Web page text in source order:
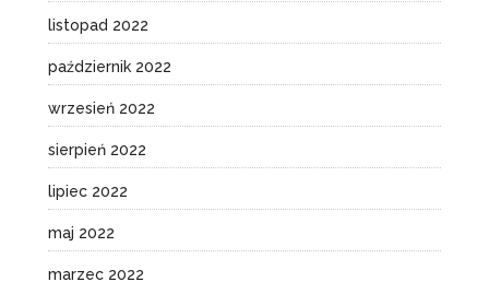
listopad 2022
październik 2022
wrzesień 2022
sierpień 2022
lipiec 2022
maj 2022
marzec 2022